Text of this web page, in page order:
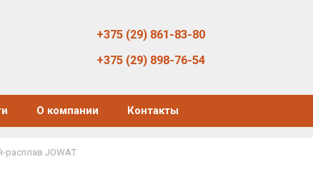
+375 (29) 861-83-80
+375 (29) 898-76-54
О компании Контакты
расплав JOWAT